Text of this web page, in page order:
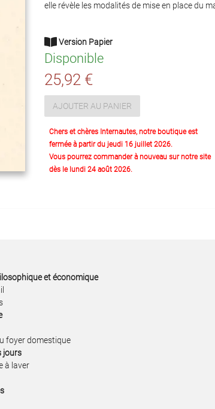
elle révèle les modalités de mise en place du
Version Papier
Disponible
25,92 €
AJOUTER AU PANIER
Chers et chères Internautes, notre boutique est
fermée à partir du jeudi 16 juillet 2026.
Vous pourrez commander à nouveau sur notre site
dès le lundi 24 août 2026.
et économique
foyer domestique
jours
à laver